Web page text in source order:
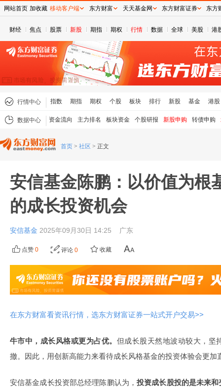
财经 焦点 股票 新股 期指 期权 行情 数据 全球 美股 港
行情中心 指数 期指 期权 个股 板块 排行 新股 基金 港股
数据中心 资金流向 主力排名 板块资金 个股研报 新股申购 转债申购
首页 > 社区 > 正文
安信基金陈鹏：以价值为根
的成长投资机会
安信基金 2025年09月30日 14:25 广东
点赞 0 评论 0 收藏
在东方财富看资讯行情，选东方财富证券一站式开户交易>>
牛市中，成长风格或更为占优。 但成长股天然地波动较大，坚
撤。因此，用创新高能力来看待成长风格基金的投资体验会更加
安信基金成长投资部总经理陈鹏认为，投资成长股投的是未来和
网站首页 加收藏 移动客户端 东方财富 天天基金网 东方财富证券 东方